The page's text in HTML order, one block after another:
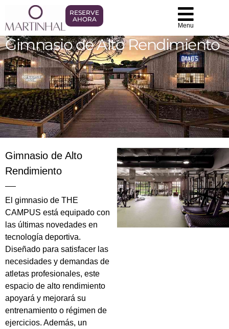
RESERVE
AHORA
Menu
Gimnasio de Alto Rendimiento
Gimnasio de Alto
Rendimiento
El gimnasio de THE
CAMPUS está equipado con
las últimas novedades en
tecnología deportiva.
Diseñado para satisfacer las
necesidades y demandas de
atletas profesionales, este
espacio de alto rendimiento
apoyará y mejorará su
entrenamiento o régimen de
ejercicios. Además, un